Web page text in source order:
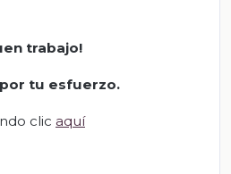
trabajo!
por tu esfuerzo.
clic aquí